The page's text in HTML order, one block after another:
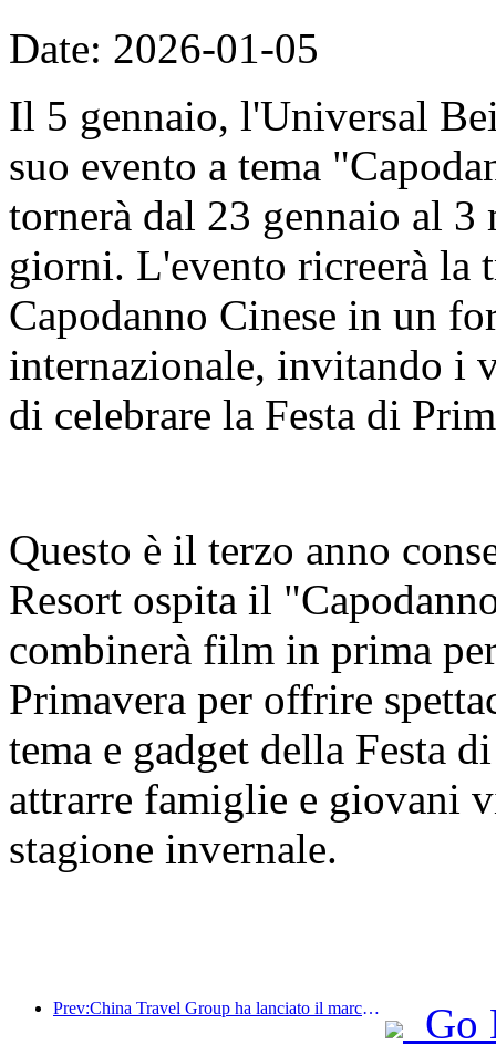
Date: 2026-01-05
Il 5 gennaio, l'Universal
suo evento a tema
tornerà dal 23 gennaio al 3
giorni. L'evento ricreerà la
Capodanno Cinese in un
internazionale, invitando i
di celebrare la Festa di
Questo è il terzo anno
Resort ospita il
combinerà film in prima
Primavera per offrire
tema e gadget della Festa
attrarre famiglie e giovani
stagione invernale.
Prev:China Travel Group ha lanciato il marchio 'China Travel Good Times' per espandersi nel mercato del turismo per anziani. Go